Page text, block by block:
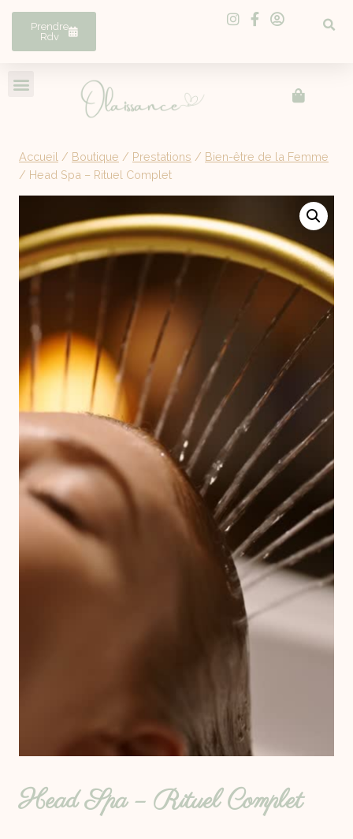
Prendre
Rdv
Accueil / Boutique / Prestations / Bien-être de la Femme
/ Head Spa – Rituel Complet
Head Spa – Rituel Complet